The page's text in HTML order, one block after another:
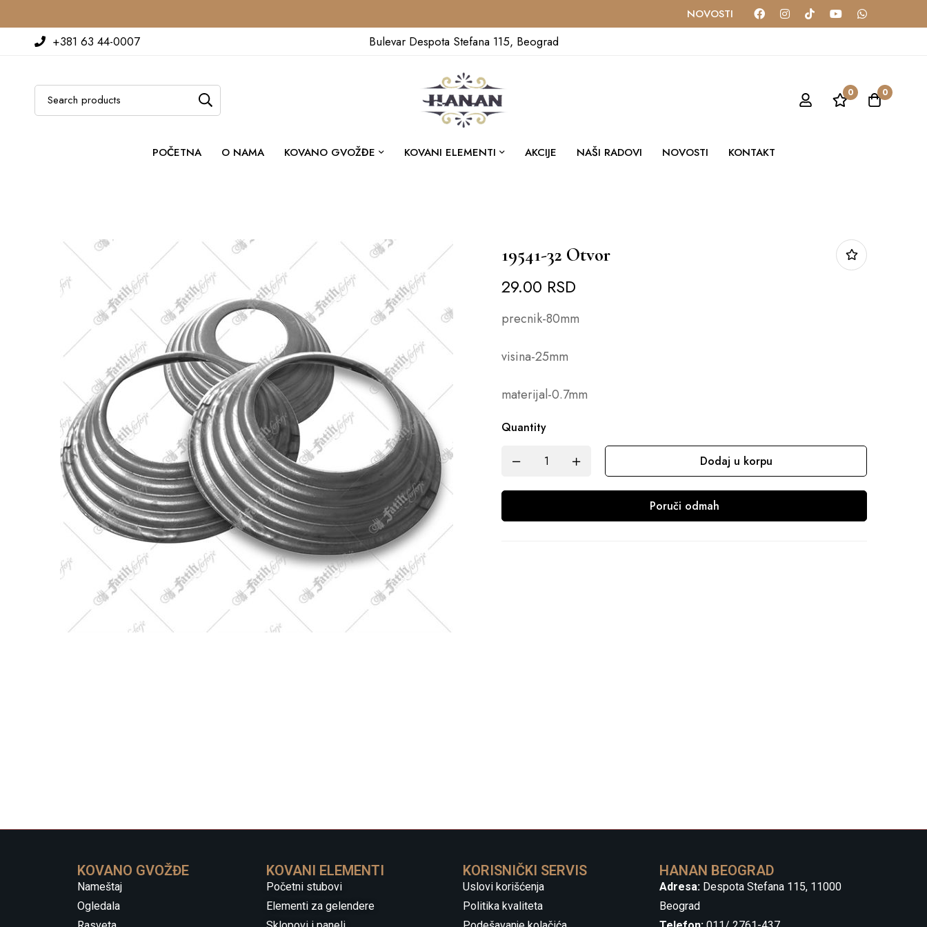
NOVOSTI
+381 63 44-0007 Bulevar Despota Stefana 115, Beograd
0 0
POČETNA O NAMA KOVANO GVOŽĐE KOVANI ELEMENTI AKCIJE NAŠI RADOVI NOVOSTI KONTAKT
19541-32 Otvor
29.00 RSD
precnik-80mm
visina-25mm
materijal-0.7mm
Quantity
Dodaj u korpu
Poruči odmah
KOVANO GVOŽĐE
Nameštaj
Ogledala
KOVANI ELEMENTI
Početni stubovi
Elementi za gelendere
KORISNIČKI SERVIS
Uslovi korišćenja
Politika kvaliteta
HANAN BEOGRAD
Adresa:Despota Stefana 115, 11000
Beograd